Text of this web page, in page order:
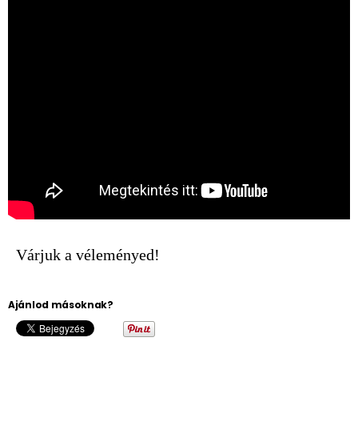
Várjuk a véleményed!
Ajánlod másoknak?